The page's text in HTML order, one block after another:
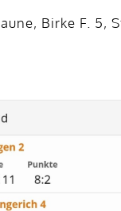
Birke F. 5,